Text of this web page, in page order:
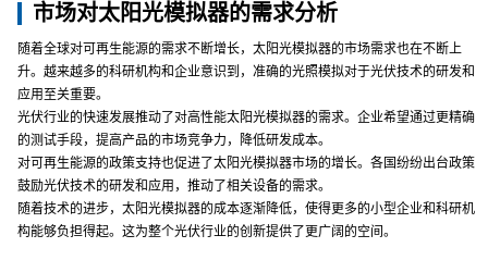
市场对太阳光模拟器的需求分析
随着全球对可再生能源的需求不断增长，太阳光模拟器的市场需求也在不断上
升。越来越多的科研机构和企业意识到，准确的光照模拟对于光伏技术的研发和
应用至关重要。
光伏行业的快速发展推动了对高性能太阳光模拟器的需求。企业希望通过更精确
的测试手段，提高产品的市场竞争力，降低研发成本。
对可再生能源的政策支持也促进了太阳光模拟器市场的增长。各国纷纷出台政策
鼓励光伏技术的研发和应用，推动了相关设备的需求。
随着技术的进步，太阳光模拟器的成本逐渐降低，使得更多的小型企业和科研机
构能够负担得起。这为整个光伏行业的创新提供了更广阔的空间。